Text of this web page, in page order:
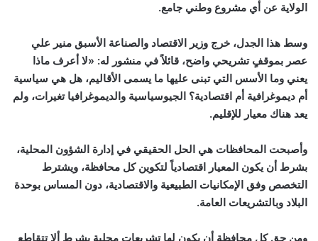
الولاية عن أي مشروع وطني جامع.
وسط هذا الجدل، خرج وزير الاقتصاد والصناعة الأسبق منير علي
عصر بموقفٍ تشريحي واضح، قائلاً في منشور له: «لا أعرف ماذا
يعني وما الأسس التي تبنى عليها ما يسمى الأقاليم، هل هي سياسية
أم ديموغرافية أم اقتصادية؟ الجيوسياسية والديموغرافيا تغيرات، ولم
يعد هناك معيار للإقليم.
وأصبحت المحافظات هي الحل الحقيقي في إدارة الشؤون المحلية،
بشرط أن يكون المعيار اقتصادياً لتكوين كل محافظة، ويشترط
التخصص وفق الإمكانيات الطبيعية والاقتصادية، دون المساس بوحدة
البلاد وبالتشريعات العامة.
ومن حق كل محافظة أن يكون لها تشريعات محلية بشرط ألا تتقاطع